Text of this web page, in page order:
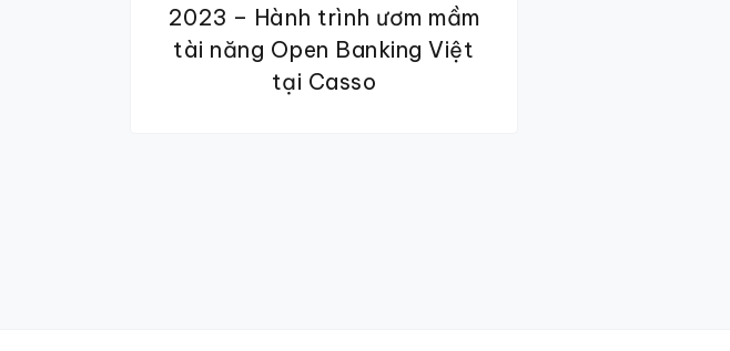
2023 – Hành trình ươm mầm
tài năng Open Banking Việt
tại Casso